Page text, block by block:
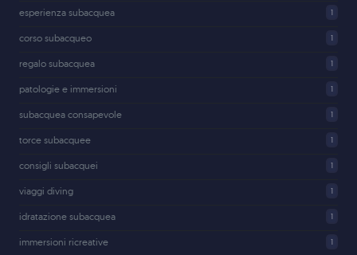
esperienza subacquea 1
corso subacqueo 1
regalo subacquea 1
patologie e immersioni 1
subacquea consapevole 1
torce subacquee 1
consigli subacquei 1
viaggi diving 1
idratazione subacquea 1
immersioni ricreative 1